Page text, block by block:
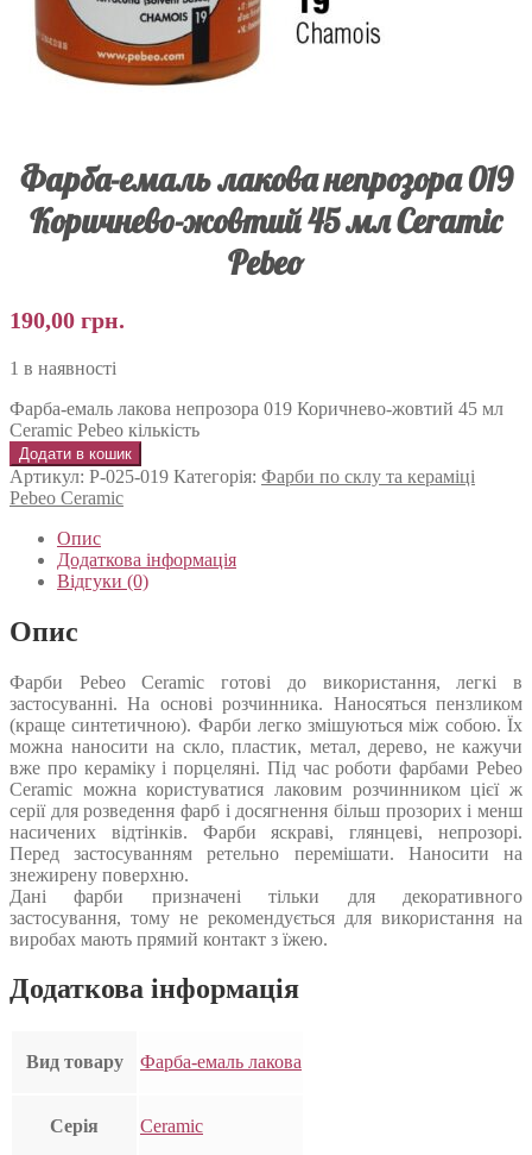
Фарба-емаль лакова непрозора 019
Коричнево-жовтий 45 мл Ceramic
Pebeo
190,00 грн.
1 в наявності
Фарба-емаль лакова непрозора 019 Коричнево-жовтий 45 мл
Ceramic Pebeo кількість
Додати в кошик
Артикул: P-025-019 Категорія: Фарби по склу та кераміці
Pebeo Ceramic
Опис
Додаткова інформація
Відгуки (0)
Опис
Фарби Pebeo Ceramic готові до використання, легкі в
застосуванні. На основі розчинника. Наносяться пензликом
(краще синтетичною). Фарби легко змішуються між собою. Їх
можна наносити на скло, пластик, метал, дерево, не кажучи
вже про кераміку і порцеляні. Під час роботи фарбами Pebeo
Ceramic можна користуватися лаковим розчинником цієї ж
серії для розведення фарб і досягнення більш прозорих і менш
насичених відтінків. Фарби яскраві, глянцеві, непрозорі.
Перед застосуванням ретельно перемішати. Наносити на
знежирену поверхню.
Дані фарби призначені тільки для декоративного
застосування, тому не рекомендується для використання на
виробах мають прямий контакт з їжею.
Додаткова інформація
Вид товару Фарба-емаль лакова
Серія Ceramic